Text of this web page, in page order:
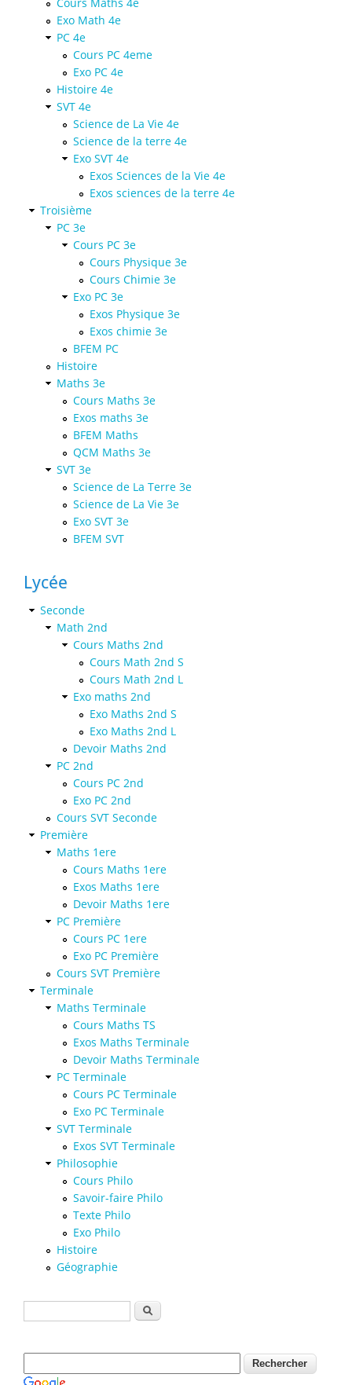
Exo Math 4e
PC 4e
Cours PC 4eme
Exo PC 4e
Histoire 4e
SVT 4e
Science de La Vie 4e
Science de la terre 4e
Exo SVT 4e
Exos Sciences de la Vie 4e
Exos sciences de la terre 4e
Troisième
PC 3e
Cours PC 3e
Cours Physique 3e
Cours Chimie 3e
Exo PC 3e
Exos Physique 3e
Exos chimie 3e
BFEM PC
Histoire
Maths 3e
Cours Maths 3e
Exos maths 3e
BFEM Maths
QCM Maths 3e
SVT 3e
Science de La Terre 3e
Science de La Vie 3e
Exo SVT 3e
BFEM SVT
Lycée
Seconde
Math 2nd
Cours Maths 2nd
Cours Math 2nd S
Cours Math 2nd L
Exo maths 2nd
Exo Maths 2nd S
Exo Maths 2nd L
Devoir Maths 2nd
PC 2nd
Cours PC 2nd
Exo PC 2nd
Cours SVT Seconde
Première
Maths 1ere
Cours Maths 1ere
Exos Maths 1ere
Devoir Maths 1ere
PC Première
Cours PC 1ere
Exo PC Première
Cours SVT Première
Terminale
Maths Terminale
Cours Maths TS
Exos Maths Terminale
Devoir Maths Terminale
PC Terminale
Cours PC Terminale
Exo PC Terminale
SVT Terminale
Exos SVT Terminale
Philosophie
Cours Philo
Savoir-faire Philo
Texte Philo
Exo Philo
Histoire
Géographie
Formulaire de recherche
Rechercher